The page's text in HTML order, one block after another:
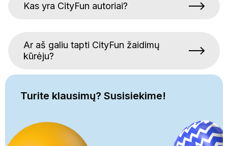
Kas yra CityFun autoriai?
Ar aš galiu tapti CityFun žaidimų
kūrėju?
Turite klausimų? Susisiekime!